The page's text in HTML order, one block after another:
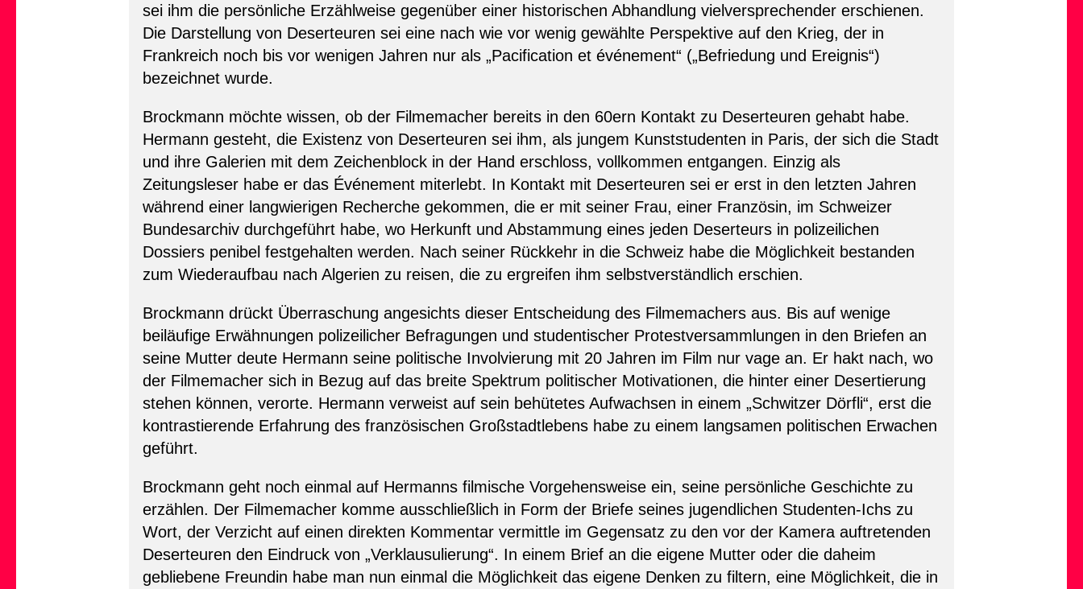
sei ihm die persönliche Erzählweise gegenüber einer historischen Abhandlung vielversprechender erschienen.
Die Darstellung von Deserteuren sei eine nach wie vor wenig gewählte Perspektive auf den Krieg, der in
Frankreich noch bis vor wenigen Jahren nur als „Pacification et événement“ („Befriedung und Ereignis“)
bezeichnet wurde.
Brockmann möchte wissen, ob der Filmemacher bereits in den 60ern Kontakt zu Deserteuren gehabt habe.
Hermann gesteht, die Existenz von Deserteuren sei ihm, als jungem Kunststudenten in Paris, der sich die Stadt
und ihre Galerien mit dem Zeichenblock in der Hand erschloss, vollkommen entgangen. Einzig als
Zeitungsleser habe er das Événement miterlebt. In Kontakt mit Deserteuren sei er erst in den letzten Jahren
während einer langwierigen Recherche gekommen, die er mit seiner Frau, einer Französin, im Schweizer
Bundesarchiv durchgeführt habe, wo Herkunft und Abstammung eines jeden Deserteurs in polizeilichen
Dossiers penibel festgehalten werden. Nach seiner Rückkehr in die Schweiz habe die Möglichkeit bestanden
zum Wiederaufbau nach Algerien zu reisen, die zu ergreifen ihm selbstverständlich erschien.
Brockmann drückt Überraschung angesichts dieser Entscheidung des Filmemachers aus. Bis auf wenige
beiläufige Erwähnungen polizeilicher Befragungen und studentischer Protestversammlungen in den Briefen an
seine Mutter deute Hermann seine politische Involvierung mit 20 Jahren im Film nur vage an. Er hakt nach, wo
der Filmemacher sich in Bezug auf das breite Spektrum politischer Motivationen, die hinter einer Desertierung
stehen können, verorte. Hermann verweist auf sein behütetes Aufwachsen in einem „Schwitzer Dörfli“, erst die
kontrastierende Erfahrung des französischen Großstadtlebens habe zu einem langsamen politischen Erwachen
geführt.
Brockmann geht noch einmal auf Hermanns filmische Vorgehensweise ein, seine persönliche Geschichte zu
erzählen. Der Filmemacher komme ausschließlich in Form der Briefe seines jugendlichen Studenten-Ichs zu
Wort, der Verzicht auf einen direkten Kommentar vermittle im Gegensatz zu den vor der Kamera auftretenden
Deserteuren den Eindruck von „Verklausulierung“. In einem Brief an die eigene Mutter oder die daheim
gebliebene Freundin habe man nun einmal die Möglichkeit das eigene Denken zu filtern, eine Möglichkeit, die in